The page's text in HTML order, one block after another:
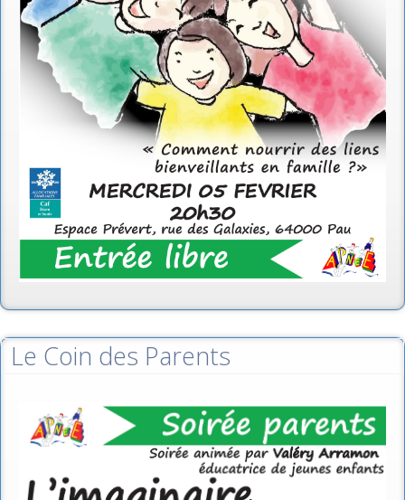
Le Coin des Parents